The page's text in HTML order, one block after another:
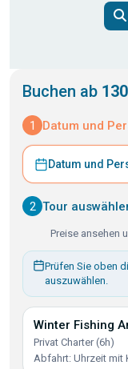
Buchen ab
1 Datum und
Datum und
2 Tour
Preise ansehen
Prüfen Sie oben
auszuwählen.
Winter Fishing
Privat Charter (6h)
Abfahrt: Uhrzeit mit